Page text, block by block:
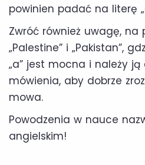
powinien padać na literę
Zwróć również uwagę, na
„Palestine” i „Pakistan”,
„a” jest mocna i należy
mówienia, aby dobrze
mowa.
Powodzenia w nauce
angielskim!